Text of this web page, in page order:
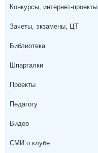
Конкурсы, интернет-проекты
Зачеты, экзамены, ЦТ
Библиотека
Шпаргалки
Проекты
Педагогу
Видео
СМИ о клубе